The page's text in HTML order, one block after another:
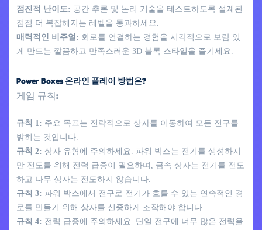
점진적 난이도: 공간 추론 및 논리 기술을 테스트하도록 설계된
점점 더 복잡해지는 레벨을 통과하세요.
매력적인 비주얼: 회로를 연결하는 경험을 시각적으로 보람 있
게 만드는 깔끔하고 만족스러운 3D 블록 스타일을 즐기세요.
Power Boxes 온라인 플레이 방법은?
게임 규칙:
규칙 1: 주요 목표는 전략적으로 상자를 이동하여 모든 전구를
밝히는 것입니다.
규칙 2: 상자 유형에 주의하세요. 파워 박스는 전기를 생성하지
만 전도를 위해 전력 급증이 필요하며, 금속 상자는 전기를 전도
하고 나무 상자는 전도하지 않습니다.
규칙 3: 파워 박스에서 전구로 전기가 흐를 수 있는 연속적인 경
로를 만들기 위해 상자를 신중하게 조작해야 합니다.
규칙 4: 전력 급증에 주의하세요. 단일 전구에 너무 많은 전력을